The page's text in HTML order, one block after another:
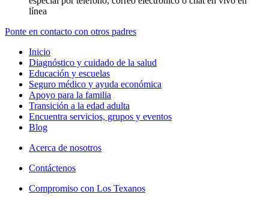
línea
Ponte en contacto con otros padres
Inicio
Diagnóstico y cuidado de la salud
Educación y escuelas
Seguro médico y ayuda económica
Apoyo para la familia
Transición a la edad adulta
Encuentra servicios, grupos y eventos
Blog
Acerca de nosotros
Contáctenos
Compromiso con Los Texanos